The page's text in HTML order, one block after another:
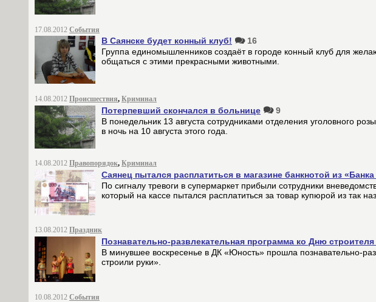
17.08.2012 События
В Саянске будет конный клуб!
16
Группа единомышленников создаёт в городе конный клуб для
общаться с этими прекрасными животными.
14.08.2012 Происшествия, Криминал
Потерпевший скончался в больнице
9
В понедельник 13 августа сотрудниками отделения уголовного
в ночь на 10 августа этого года.
14.08.2012 Правопорядок, Криминал
Саянец пытался расплатиться в магазине банкнотой из
По сигналу тревоги в супермаркет прибыли сотрудники
который на кассе пытался расплатиться за товар купюрой из так
13.08.2012 Праздник
Познавательно-развлекательная программа ко Дню
В минувшее воскресенье в ДК «Юность» прошла познавательно-
строили руки».
10.08.2012 События